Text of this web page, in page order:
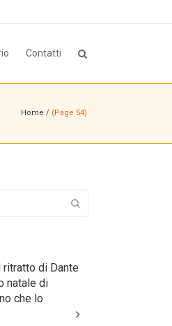
Contatti
Home / (Page 54)
di Dante
natale di
che lo